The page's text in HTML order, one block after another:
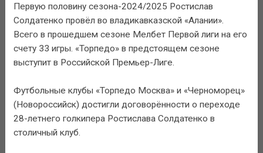
Первую половину сезона-2024/2025 Ростислав
Солдатенко провёл во владикавказской «Алании».
Всего в прошедшем сезоне Мелбет Первой лиги на его
счету 33 игры. «Торпедо» в предстоящем сезоне
выступит в Российской Премьер-Лиге.
Футбольные клубы «Торпедо Москва» и «Черноморец»
(Новороссийск) достигли договорённости о переходе
28-летнего голкипера Ростислава Солдатенко в
столичный клуб.